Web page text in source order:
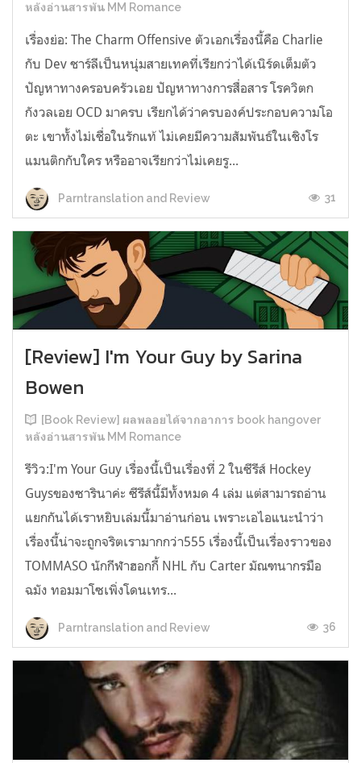
หลังอ่านสารพัน MM Romance
เรื่องย่อ: The Charm Offensive ตัวเอกเรื่องนี้คือ Charlie
กับ Dev ชาร์ลีเป็นหนุ่มสายเทคที่เรียกว่าได้เนิร์ดเต็มตัว
ปัญหาทางครอบครัวเอย ปัญหาทางการสื่อสาร โรควิตก
กังวลเอย OCD มาครบ เรียกได้ว่าครบองค์ประกอบความโอ
ตะ เขาทั้งไม่เชื่อในรักแท้ ไม่เคยมีความสัมพันธ์ในเชิงโร
แมนติกกับใคร หรืออาจเรียกว่าไม่เคยรู...
Parntranslation and Review 31
[Review] I'm Your Guy by Sarina
Bowen
[Book Review] ผลพลอยได้จากอาการ book hangover
หลังอ่านสารพัน MM Romance
รีวิว:I'm Your Guy เรื่องนี้เป็นเรื่องที่ 2 ในซีรีส์ Hockey
Guysของซารินาค่ะ ซีรีส์นี้มีทั้งหมด 4 เล่ม แต่สามารถอ่าน
แยกกันได้เราหยิบเล่มนี้มาอ่านก่อน เพราะเอไอแนะนำว่า
เรื่องนี้น่าจะถูกจริตเรามากกว่า555 เรื่องนี้เป็นเรื่องราวของ
TOMMASO นักกีฬาฮอกกี้ NHL กับ Carter มัณฑนากรมือ
ฉมัง ทอมมาโซเพิ่งโดนเทร...
Parntranslation and Review 36